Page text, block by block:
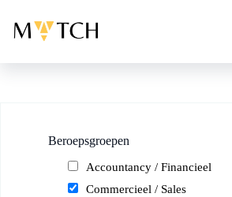
naar
Beroepsgroepen
Accountancy / Financieel
Commercieel / Sales